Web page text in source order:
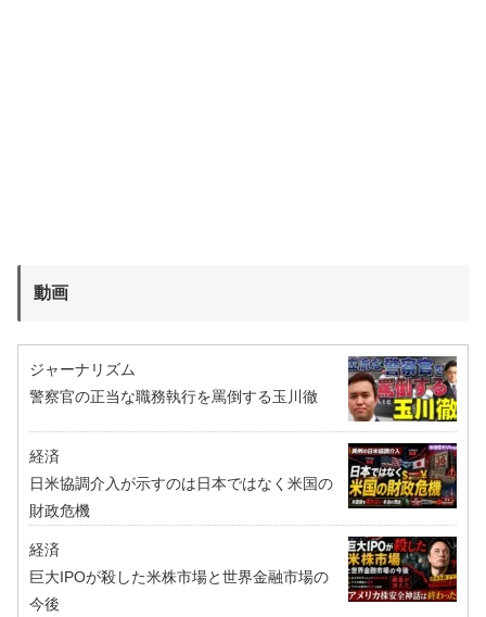
動画
ジャーナリズム
警察官の正当な職務執行を罵倒する玉川徹
経済
日米協調介入が示すのは日本ではなく米国の
財政危機
経済
巨大IPOが殺した米株市場と世界金融市場の
今後